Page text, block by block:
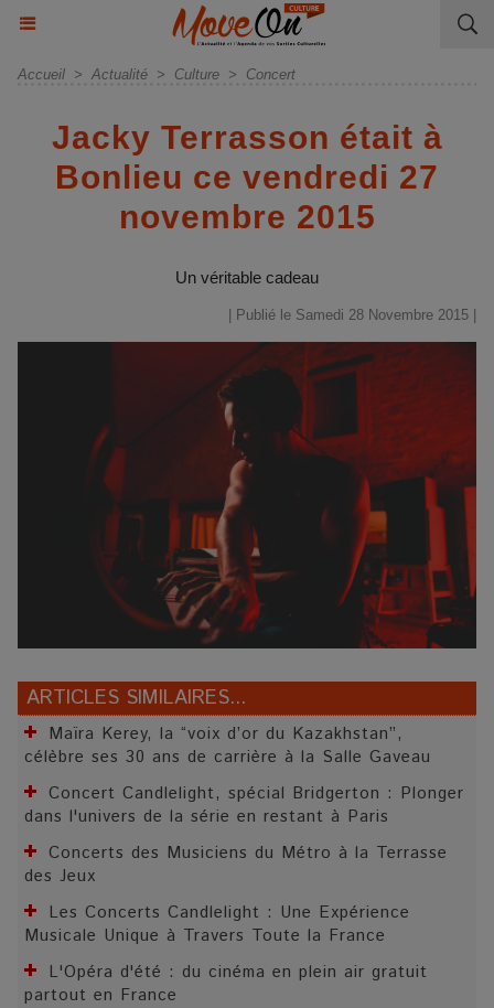
Accueil > Actualité > Culture > Concert
Jacky Terrasson était à
Bonlieu ce vendredi 27
novembre 2015
Un véritable cadeau
| Publié le Samedi 28 Novembre 2015 |
ARTICLES SIMILAIRES...
Maïra Kerey, la “voix d’or du Kazakhstan”,
célèbre ses 30 ans de carrière à la Salle Gaveau
Concert Candlelight, spécial Bridgerton : Plonger
dans l'univers de la série en restant à Paris
Concerts des Musiciens du Métro à la Terrasse
des Jeux
Les Concerts Candlelight : Une Expérience
Musicale Unique à Travers Toute la France
L'Opéra d'été : du cinéma en plein air gratuit
partout en France